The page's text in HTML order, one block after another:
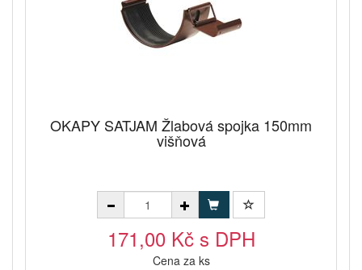
OKAPY SATJAM Žlabová spojka 150mm
višňová
171,00 Kč s DPH
Cena za ks